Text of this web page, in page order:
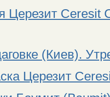
Церезит Ceresit
(Киев).
Церезит